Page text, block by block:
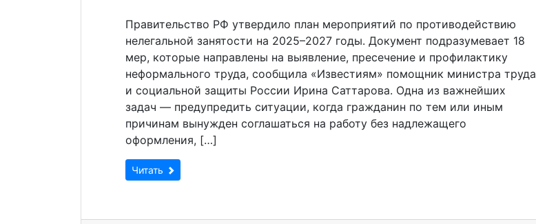
Правительство РФ утвердило план мероприятий по противодействию
нелегальной занятости на 2025–2027 годы. Документ подразумевает 18
мер, которые направлены на выявление, пресечение и профилактику
неформального труда, сообщила «Известиям» помощник министра труда
и социальной защиты России Ирина Саттарова. Одна из важнейших
задач — предупредить ситуации, когда гражданин по тем или иным
причинам вынужден соглашаться на работу без надлежащего
оформления, […]
Читать